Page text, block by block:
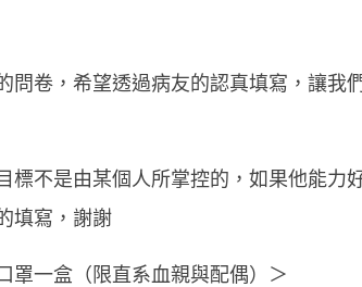
卷，希望透過病友的認真填寫，讓我
不是由某個人所掌控的，如果他能力
填寫，謝謝
罩一盒（限直系血親與配偶）＞